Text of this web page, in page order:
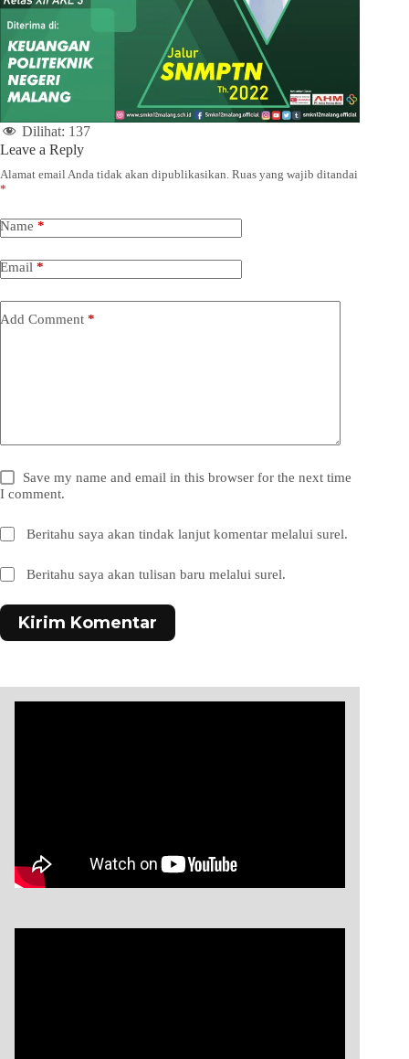
Dilihat: 137
Leave a Reply
Alamat email Anda tidak akan dipublikasikan. Ruas yang wajib ditandai
*
Name *
Email *
Add Comment *
Save my name and email in this browser for the next time
I comment.
Beritahu saya akan tindak lanjut komentar melalui surel.
Beritahu saya akan tulisan baru melalui surel.
Kirim Komentar